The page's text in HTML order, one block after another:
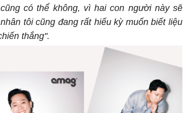
có thể không, vì hai con người này sẽ
tôi cũng đang rất hiếu kỳ muốn biết liệu
thắng".